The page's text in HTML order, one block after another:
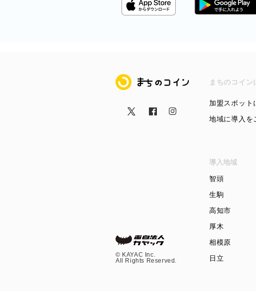
まちのコイン まちのコイン
加盟スポット
地域に導入を
©︎ KAYAC Inc.
All Rights Reserved.
導入地域
智頭
生駒
高知市
厚木
相模原
日立